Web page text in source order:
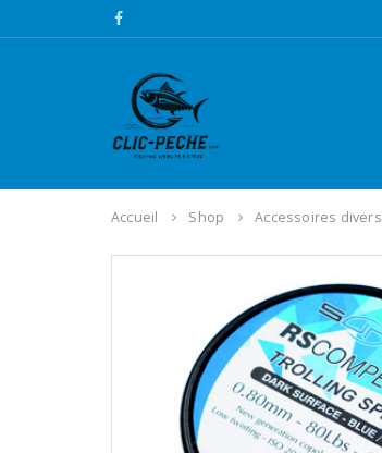
Accueil Shop Accessoires divers